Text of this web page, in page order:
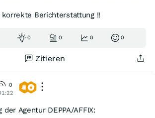
Berichterstattung !!
0 0 0 0
Zitieren
0
Agentur DEPPA/AFFIX: